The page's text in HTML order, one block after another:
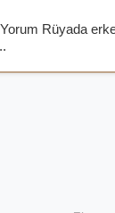
Rüyada